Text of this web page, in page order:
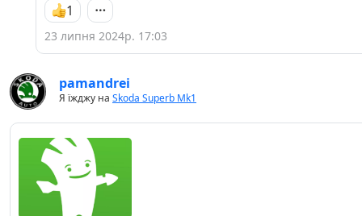
1
23 липня 2024р. 17:03
pamandrei
Я їжджу на Skoda Superb Mk1